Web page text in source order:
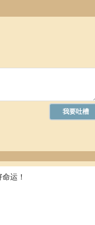
运！